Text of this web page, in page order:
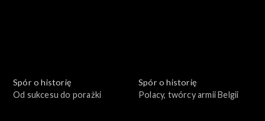
Spór o historię
Od sukcesu do porażki
Spór o historię
Polacy, twórcy armii Belgii